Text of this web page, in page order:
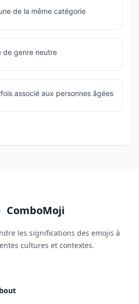
de la même catégorie
de genre neutre
associé aux personnes âgées
ComboMoji
les significations des emojis à
cultures et contextes.